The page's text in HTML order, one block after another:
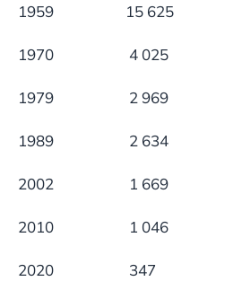
1959 15 625
1970 4 025
1979 2 969
1989 2 634
2002 1 669
2010 1 046
2020 347